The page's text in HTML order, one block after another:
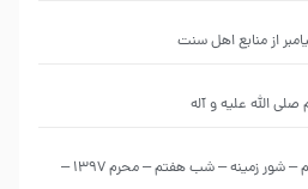
از منابع اهل سنت
صلی الله علیه و آله
من غلام نوکراتم من عاشق کربلاتم – شور زمینه – شب هفتم – محرم 1397 –